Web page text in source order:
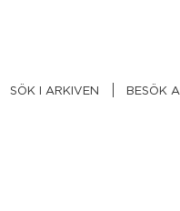
SÖK I ARKIVEN BESÖK